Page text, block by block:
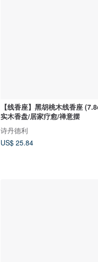
【线香座】黑胡桃木线香座
实木香盘/居家疗愈/禅意摆
诗丹德利
US$ 25.84